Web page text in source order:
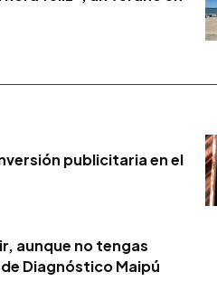
publicitaria en el
aunque no tengas
Diagnóstico Maipú